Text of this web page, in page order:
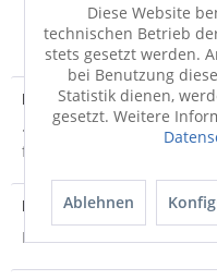
FRAGEN MERKEN
Produktdetails
· Für Sonnenschirme bis
für rohrdurchmesser: 25
Produktsicherheit
Produktsicherheit
Diese Website
technischen Betrieb
stets gesetzt werden.
bei Benutzung
Statistik dienen,
gesetzt. Weitere
Ablehnen